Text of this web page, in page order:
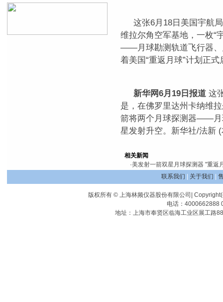
这张6月18日美国宇航
维拉尔角空军基地，一枚“
——月球勘测轨道飞行器、
着美国“重返月球”计划正
新华网6月19日报道这
是，在佛罗里达州卡纳维
箭将两个月球探测器——月
星发射升空。新华社/法新
相关新闻
·美发射一箭双星月球探测器 "重返
联系我们
关于我们
版权所有 © 上海林频仪器股份有限公司|
电话：4000662888
地址：上海市奉贤区临海工业区展工路